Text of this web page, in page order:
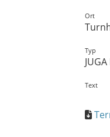
Ort
Typ
Text